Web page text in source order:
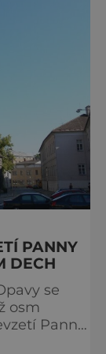
PANNY
DECH
se
osm
Panny